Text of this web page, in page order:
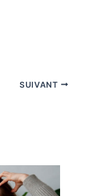
SUIVANT